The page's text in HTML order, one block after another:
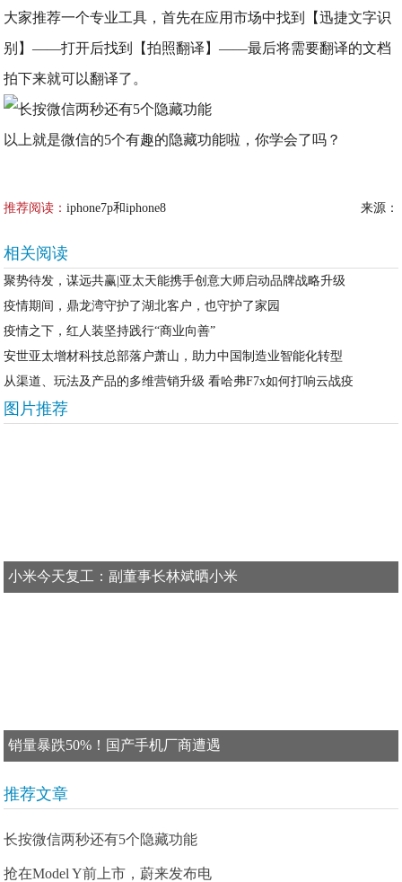
大家推荐一个专业工具，首先在应用市场中找到【迅捷文字识
别】——打开后找到【拍照翻译】——最后将需要翻译的文档
拍下来就可以翻译了。
以上就是微信的5个有趣的隐藏功能啦，你学会了吗？
推荐阅读：iphone7p和iphone8 来源：
相关阅读
聚势待发，谋远共赢|亚太天能携手创意大师启动品牌战略升级
疫情期间，鼎龙湾守护了湖北客户，也守护了家园
疫情之下，红人装坚持践行“商业向善”
安世亚太增材科技总部落户萧山，助力中国制造业智能化转型
从渠道、玩法及产品的多维营销升级 看哈弗F7x如何打响云战疫
图片推荐
小米今天复工：副董事长林斌晒小米
销量暴跌50%！国产手机厂商遭遇
推荐文章
长按微信两秒还有5个隐藏功能
抢在Model Y前上市，蔚来发布电